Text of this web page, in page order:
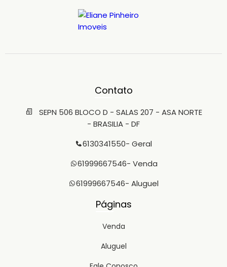
Contato
SEPN 506 BLOCO D - SALAS 207 - ASA NORTE
- BRASILIA - DF
6130341550- Geral
61999667546- Venda
61999667546- Aluguel
Páginas
Venda
Aluguel